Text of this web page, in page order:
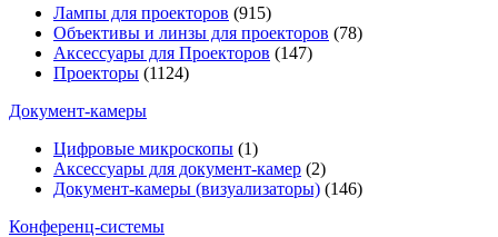
Лампы для проекторов (915)
Объективы и линзы для проекторов (78)
Аксессуары для Проекторов (147)
Проекторы (1124)
Документ-камеры
Цифровые микроскопы (1)
Аксессуары для документ-камер (2)
Документ-камеры (визуализаторы) (146)
Конференц-системы